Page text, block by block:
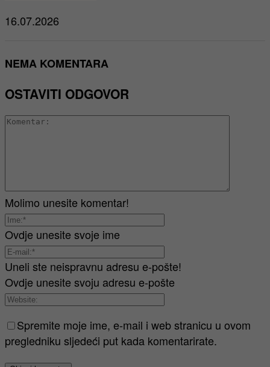
16.07.2026
NEMA KOMENTARA
OSTAVITI ODGOVOR
Molimo unesite komentar!
Ovdje unesite svoje ime
Uneli ste neispravnu adresu e-pošte!
Ovdje unesite svoju adresu e-pošte
Spremite moje ime, e-mail i web stranicu u ovom
pregledniku sljedeći put kada komentarirate.